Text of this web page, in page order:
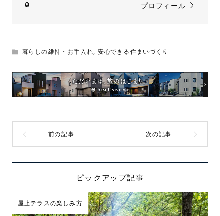
プロフィール
暮らしの維持・お手入れ, 安心できる住まいづくり
ピックアップ記事
屋上テラスの楽しみ方